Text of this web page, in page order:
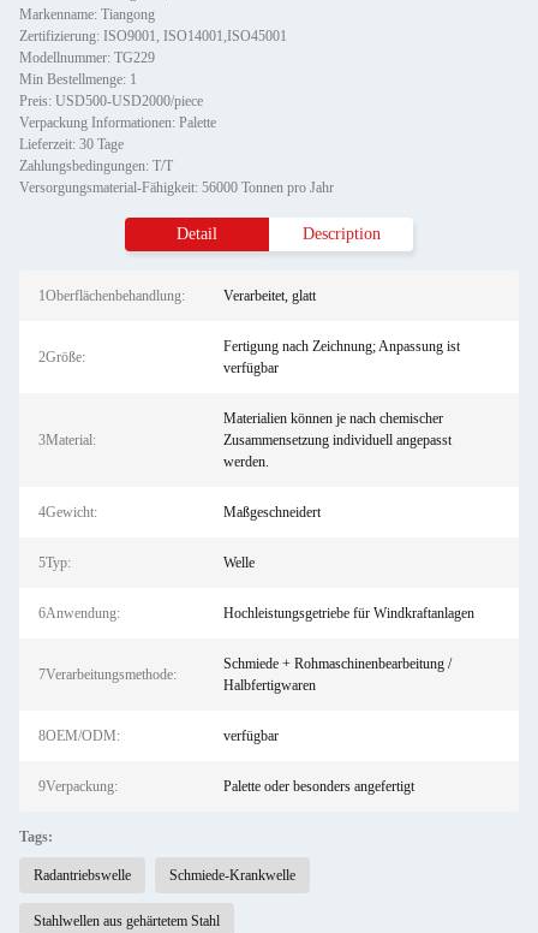
Markenname: Tiangong
Zertifizierung: ISO9001, ISO14001,ISO45001
Modellnummer: TG229
Min Bestellmenge: 1
Preis: USD500-USD2000/piece
Verpackung Informationen: Palette
Lieferzeit: 30 Tage
Zahlungsbedingungen: T/T
Versorgungsmaterial-Fähigkeit: 56000 Tonnen pro Jahr
Detail Description
1Oberflächenbehandlung: Verarbeitet, glatt
2Größe:
Fertigung nach Zeichnung; Anpassung ist
verfügbar
3Material:
Materialien können je nach chemischer
Zusammensetzung individuell angepasst
werden.
4Gewicht: Maßgeschneidert
5Typ: Welle
6Anwendung: Hochleistungsgetriebe für Windkraftanlagen
7Verarbeitungsmethode:
Schmiede + Rohmaschinenbearbeitung /
Halbfertigwaren
8OEM/ODM: verfügbar
9Verpackung: Palette oder besonders angefertigt
Tags:
Radantriebswelle Schmiede-Krankwelle
Stahlwellen aus gehärtetem Stahl